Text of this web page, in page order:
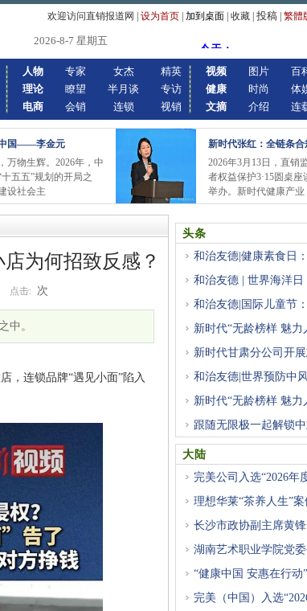
欢迎访问直销报道网 设为首页 加到桌面 收藏 投稿 繁體
2026-8-7 星期五
人物
理论
电商
专家
瞭望
会销
女杰
半月谈
连锁
精英
专访
视销
视频
健康
文摘
图片
时尚
介绍
百
体
连
国——李金元
万物生辉。2026年，中
十五五”规划的开局之
设社会主
新时代张红：全链条合
2026年3月13日，直销
者权益保护3·15圆桌座
举办。新时代健康产业
为何招致反感？
点击: 次
中。
，连锁品牌“遇见小面”陷入
头条
和治友德|健康素食日
和治友德 | 世界海洋日
和治友德|国际儿童节
新时代“无龄榜样 魅力
新时代甘肃分公司开
和治友德|世界预防中
新时代“无龄榜样 魅力
跟随无限极一起解锁
大陆
完美公司入选“2026年
理想华莱“茶养人生”
长沙市政协副主席黄
湖南艺术职业学院党
“健康中国 安惠在行动
完美（中国）入选